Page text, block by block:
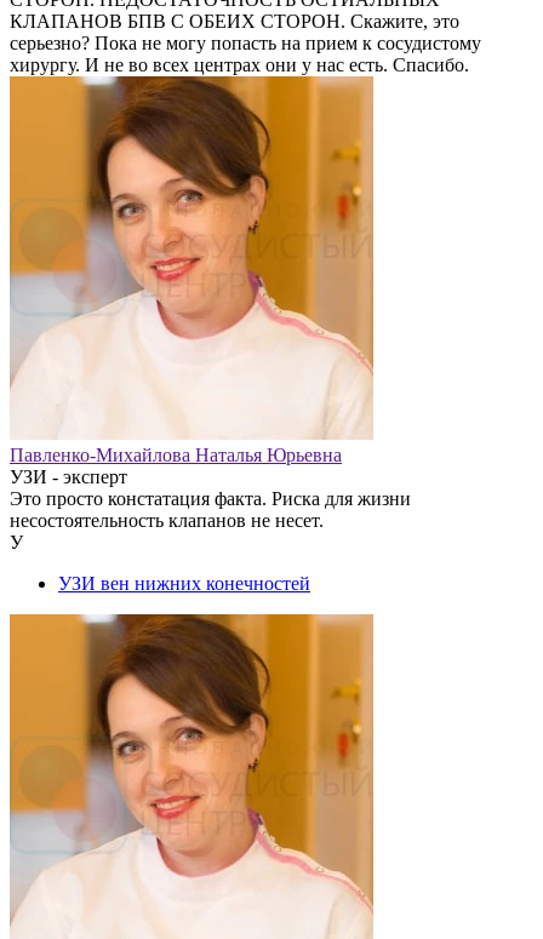
КЛАПАНОВ БПВ С ОБЕИХ СТОРОН. Скажите, это
серьезно? Пока не могу попасть на прием к сосудистому
хирургу. И не во всех центрах они у нас есть. Спасибо.
Павленко-Михайлова Наталья Юрьевна
УЗИ - эксперт
Это просто констатация факта. Риска для жизни
несостоятельность клапанов не несет.
У
УЗИ вен нижних конечностей